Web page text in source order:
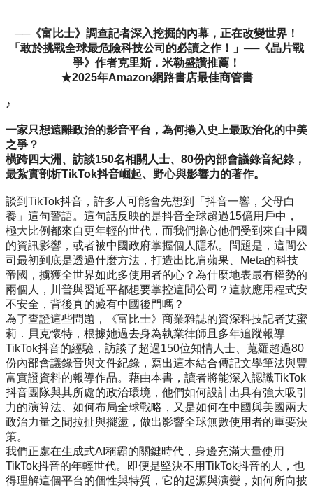
──《富比士》調查記者深入挖掘的內幕，正在改變世界！
「敢於挑戰全球最危險科技公司的必讀之作！」──《晶片戰
爭》作者克里斯．米勒盛讚推薦！
★2025年Amazon網路書店最佳商管書
♪
一家只想遠離政治的影音平台，為何捲入史上最政治化的中美
之爭？
橫跨四大洲、訪談150名相關人士、80份內部會議錄音紀錄，
最紮實剖析TikTok抖音崛起、野心與影響力的著作。
談到TikTok抖音，許多人可能會先想到「抖音一響，父母白
養」這句警語。這句話反映的是抖音全球超過15億用戶中，
極大比例都來自更年輕的世代，而我們擔心他們受到來自中國
的資訊影響，或者被中國政府掌握個人隱私。問題是，這間公
司最初到底是透過什麼方法，打造出比肩蘋果、Meta的科技
帝國，擄獲全世界如此多使用者的心？為什麼地表最有權勢的
兩個人，川普與習近平都想要掌控這間公司？這款應用程式安
不安全，背後真的藏有中國後門嗎？
為了查證這些問題，《富比士》商業雜誌的資深科技記者艾蜜
莉．貝克懷特，根據她過去身為執業律師且多年追蹤報導
TikTok抖音的經驗，訪談了超過150位知情人士、蒐羅超過80
份內部會議錄音與文件紀錄，寫出這本結合傳記文學筆法與豐
富實證資料的報導作品。藉由本書，讀者將能深入認識TikTok
抖音團隊與其所處的政治環境，他們如何設計出具有強大吸引
力的演算法、如何布局全球戰略，又是如何在中國與美國兩大
政治力量之間拉扯與擺盪，做出影響全球無數使用者的重要決
策。
我們正處在生成式AI稱霸的關鍵時代，身邊充滿大量使用
TikTok抖音的年輕世代。即便是堅決不用TikTok抖音的人，也
得理解這個平台的個性與特質，它的起源與演變，如何所向披